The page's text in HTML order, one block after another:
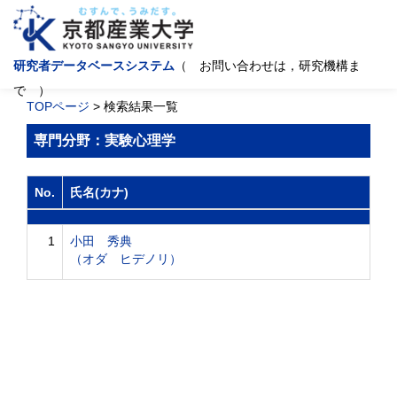
研究者データベースシステム （ お問い合わせは，研究機構ま
で ）
TOPページ > 検索結果一覧
専門分野：実験心理学
No. 氏名(カナ)
1
小田 秀典
（オダ ヒデノリ）